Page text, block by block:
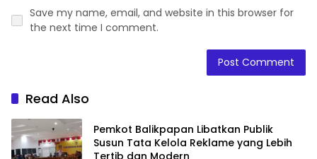
Save my name, email, and website in this browser for
the next time I comment.
Read Also
Pemkot Balikpapan Libatkan Publik
Susun Tata Kelola Reklame yang Lebih
Tertib dan Modern